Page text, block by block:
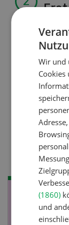
Erst
NOV
-28
Wir und
Cookies
(1860)
und